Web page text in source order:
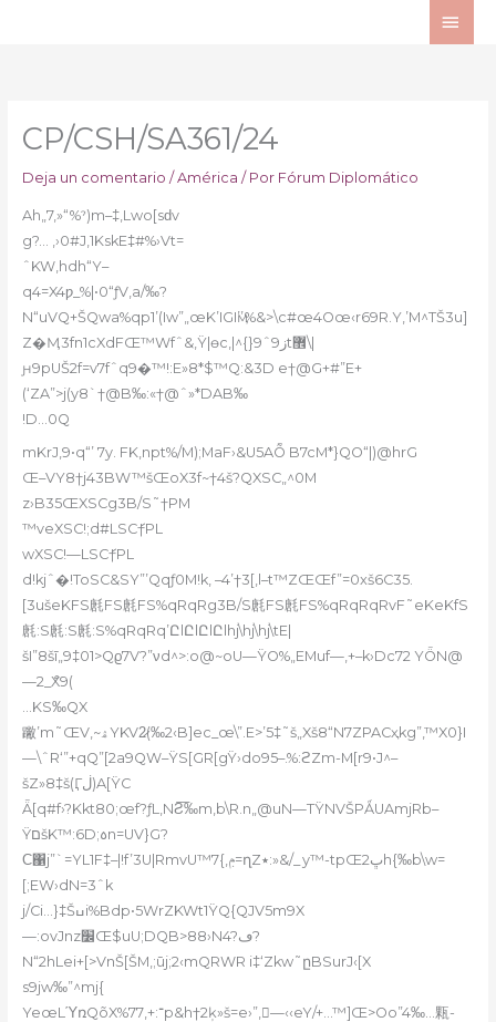
CP/CSH/SA361/24
Deja un comentario / América / Por Fórum Diplomático
Ah„7,»“%ˀ)m–‡,Lwo[sԁv
g?… ,›0#J‚1KskE‡#%›Vt=
ˆKW,hdh“Y–
q4=X4ƿ_%|•0“ƒV,a/‰?
N“uVQ+ŠQwa%qp1’(Iw”„œK’IGIӎ’’%&>\c#œ4Oœ‹r69R.Y‚’M^TŠ3u]
Z�Ӎ3fn1cXdFŒ™Wfˆ&‚Ÿ|ѳc‚|^{}9ˆ9زt޾\|
ԩ9pUŠ2f=v7fˆq9�™!:E»8*$™Q:&3D e†@G+#”E+
(‘ZA”>j(y8`†@B‰:«†@ˆ»*DAB‰
!D…0Q
mKrJ‚9•q“’ 7y. FK‚npt%/M);MaF›&U5AȬ B7cM*}QO“|)@hrG
Œ–VY8†j43BW™šŒoX3f~†4š?QXSC„^0M
z›B35ŒXSCg3B/S˜†PM
™veXSC!;d#LSCަ†PL
wXSC!—LSCަ†PL
d!kjˆ�!ToSC&SY”’Qqƒ0M!k‚ –4’†3[‚l–t™ZŒŒf”=0xš6C35.
[3ušeKFS㲥FS㲥FS%qRqRg3B/S㲥FS㲥FS%qRqRqRvF˜eKeKfS
㲥:S㲥:S㲥:S%qRqRq’ԸlԸlԸlԸlhj\hj\hj\tE|
šI”8šī„9‡01>Qϱ7V?”νd^>:o@~oU—ŸO%„EMuf—,+–k›Dc72 YȪN@
—2_ްX9(
…KS‰QX
䠥’m˜ŒV,~ۿYKV2̷(‰2‹B]ec_œ\”.E>’5‡˜š„Xš8“N7ZPACҳkg”,™X0}I
—\ˆR‘”+qQ”[2a9QW–ŸS[GR[gŸ›do95–.%:ϩZm-M[r9•J^–
šZ»8‡š(Ӷڶ)A[ŸC
Ǟ[q#f›?Kkt80;œf?ƒL,NƧ͞‰m,b\R.n„@uN—TŸNVŠPǺUAmjRb–
ŸםšK™:6D;꧞n=UV}G?
Ϲ΁j”`=YL1F‡–|!f’3U|RmvU™ݦ,}7=ղZ٭:»&/_y™-tpŒڀ2h{‰b\w=
[;EW›dN=3ˆk
j/Ci…}‡Šߎi%Bdp•5WrZKWt1ŸQ{QJV5m9X
—:ovJnz׼Œ$uU;DQB>88›N4?ڡ?
N“2hLei+[>VnŠ[ŠM,;ūj;2‹mQRWR i‡‘Zkw˜ըBSurJ‹[X
s9jw‰”^mj{
YeœLΎռQõX%7־:+,7p&h†2ķ»š=e›”,—‹‹eY/+…™]Œ>Oo”4‰…㼫-